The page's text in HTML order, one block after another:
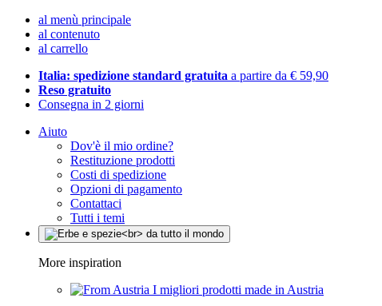
al menù principale
al contenuto
al carrello
Italia: spedizione standard gratuita a partire da € 59,90
Reso gratuito
Consegna in 2 giorni
Aiuto
Dov'è il mio ordine?
Restituzione prodotti
Costi di spedizione
Opzioni di pagamento
Contattaci
Tutti i temi
More inspiration
I migliori prodotti made in Austria